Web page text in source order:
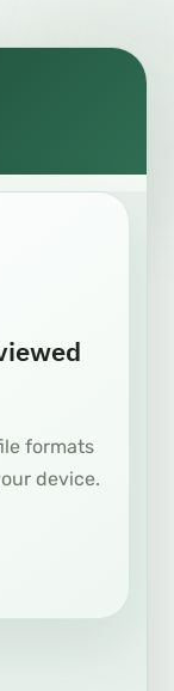
formats
device.